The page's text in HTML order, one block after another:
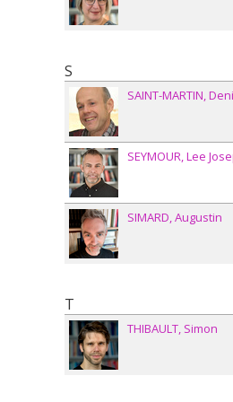
S
SAINT-MARTIN
SEYMOUR Lee
SIMARD Augustin
T
THIBAULT Simon